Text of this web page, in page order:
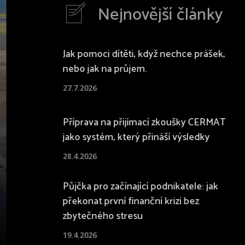
Nejnovější články
Jak pomoci dítěti, když nechce prášek,
nebo jak na průjem.
27.7.2026
Příprava na přijímací zkoušky CERMAT
jako systém, který přináší výsledky
28.4.2026
Půjčka pro začínající podnikatele: jak
překonat první finanční krizi bez
zbytečného stresu
19.4.2026